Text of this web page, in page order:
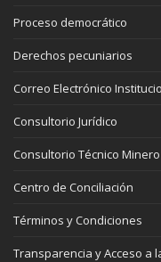
Proceso democrático
Derechos pecuniarios
Correo Electrónico
Consultorio Jurídico
Consultorio Técnico Minero
Centro de Conciliación
Términos y Condiciones
Transparencia y Acceso a